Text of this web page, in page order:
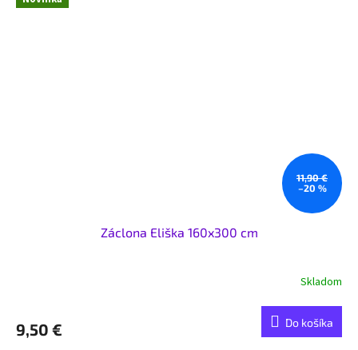
11,90 €
–20 %
Záclona Eliška 160x300 cm
Skladom
9,50 € Do košíka